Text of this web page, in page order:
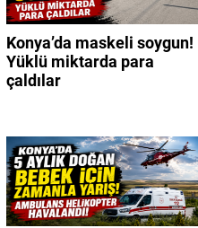
Konya’da maskeli soygun!
Yüklü miktarda para
çaldılar